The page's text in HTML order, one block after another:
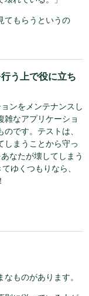
てもらうというの
う上で役に立ち
ンをメンテナンスし
雑なアプリケーショ
です。テストは、
しまうことから守っ
なたが壊してしまう
ゆくつもりなら、
ものがあります。